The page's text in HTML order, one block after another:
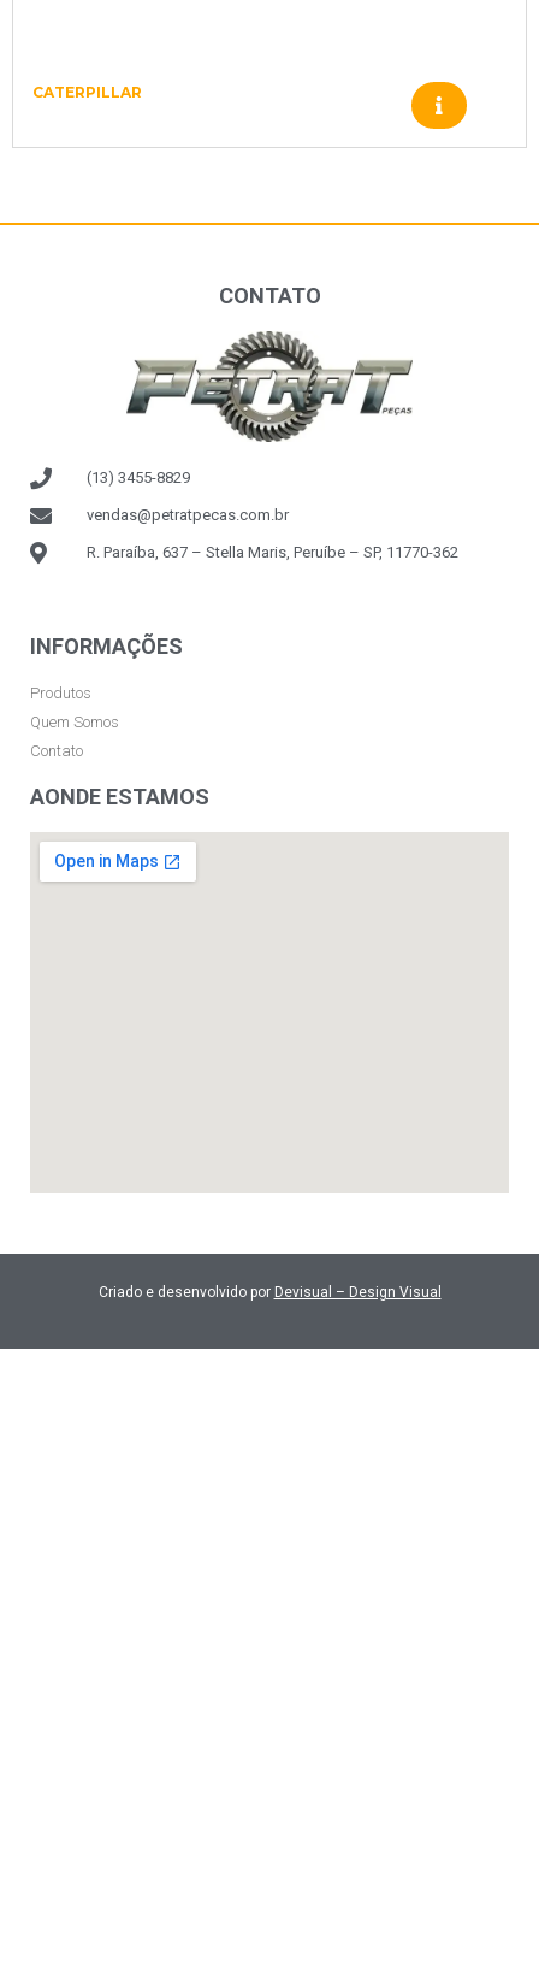
CATERPILLAR
CONTATO
(13) 3455-8829
vendas@petratpecas.com.br
R. Paraíba, 637 – Stella Maris, Peruíbe – SP, 11770-362
INFORMAÇÕES
Produtos
Quem Somos
Contato
AONDE ESTAMOS
Criado e desenvolvido por Devisual – Design Visual